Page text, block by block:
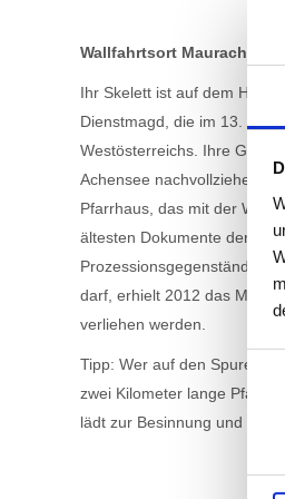
Wallfahrtsort Maurach:
Ihr Skelett ist auf dem
Dienstmagd, die im 13.
Westösterreichs. Ihre
Achensee nachvollziehen,
Pfarrhaus, das mit der
ältesten Dokumente der
Prozessionsgegenstände.
darf, erhielt 2012 das
verliehen werden.
Tipp: Wer auf den Spuren
zwei Kilometer lange Pfad
lädt zur Besinnung und zum